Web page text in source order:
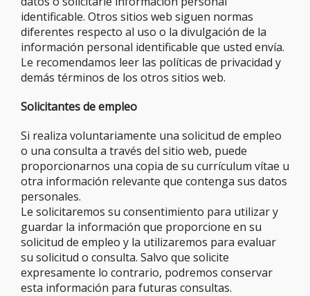
identificable. Otros sitios web siguen normas
diferentes respecto al uso o la divulgación de la
información personal identificable que usted envía.
Le recomendamos leer las políticas de privacidad y
demás términos de los otros sitios web.
Solicitantes de empleo
Si realiza voluntariamente una solicitud de empleo
o una consulta a través del sitio web, puede
proporcionarnos una copia de su currículum vítae u
otra información relevante que contenga sus datos
personales.
Le solicitaremos su consentimiento para utilizar y
guardar la información que proporcione en su
solicitud de empleo y la utilizaremos para evaluar
su solicitud o consulta. Salvo que solicite
expresamente lo contrario, podremos conservar
esta información para futuras consultas.